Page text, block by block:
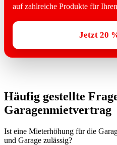
auf zahlreiche Produkte für
Jetzt 20
Häufig gestellte
Garagenmietvertrag
Ist eine Mieterhöhung für die
und Garage zulässig?